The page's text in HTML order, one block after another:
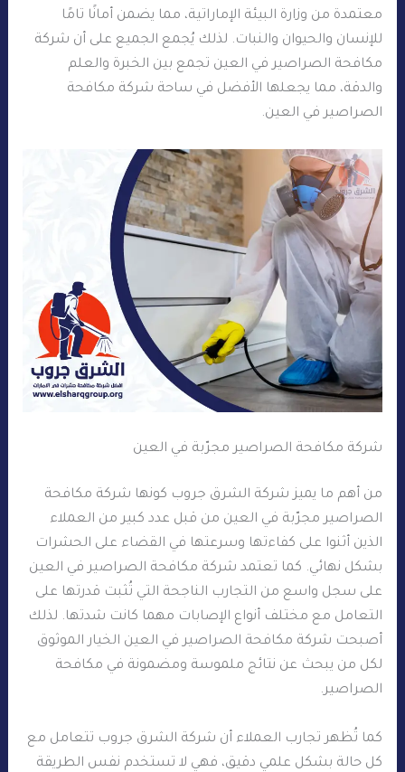
معتمدة من وزارة البيئة الإماراتية، مما يضمن أمانًا تامًا
للإنسان والحيوان والنبات. لذلك يُجمع الجميع على أن شركة
مكافحة الصراصير في العين تجمع بين الخبرة والعلم
والدقة، مما يجعلها الأفضل في ساحة شركة مكافحة
الصراصير في العين.
شركة مكافحة الصراصير مجرّبة في العين
من أهم ما يميز شركة الشرق جروب كونها شركة مكافحة
الصراصير مجرّبة في العين من قبل عدد كبير من العملاء
الذين أثنوا على كفاءتها وسرعتها في القضاء على الحشرات
بشكل نهائي. كما تعتمد شركة مكافحة الصراصير في العين
على سجل واسع من التجارب الناجحة التي تُثبت قدرتها على
التعامل مع مختلف أنواع الإصابات مهما كانت شدتها. لذلك
أصبحت شركة مكافحة الصراصير في العين الخيار الموثوق
لكل من يبحث عن نتائج ملموسة ومضمونة في مكافحة
الصراصير.
كما تُظهر تجارب العملاء أن شركة الشرق جروب تتعامل مع
كل حالة بشكل علمي دقيق، فهي لا تستخدم نفس الطريقة